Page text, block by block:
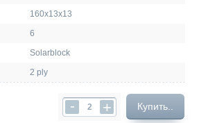
160х13х13
6
Solarblock
2 ply
- + Купить..